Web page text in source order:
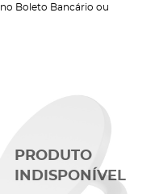
no Boleto Bancário ou